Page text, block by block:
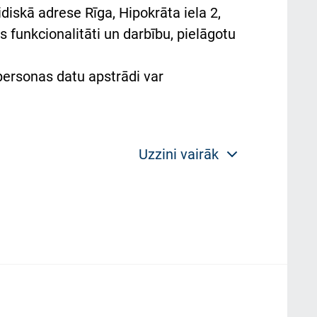
adrese Rīga, Hipokrāta iela 2,
funkcionalitāti un darbību, pielāgotu
datu apstrādi var
Uzzini vairāk